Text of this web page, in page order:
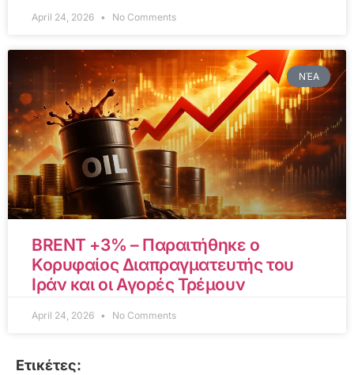
April 24, 2026 No Comments
ΝΈΑ
BRENT +3% – Παραιτήθηκε ο
Κορυφαίος Διαπραγματευτής του
Ιράν και οι Αγορές Τρέμουν
April 24, 2026 No Comments
Ετικέτες: